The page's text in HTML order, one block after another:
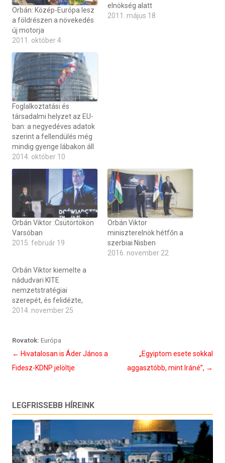
Orbán: Közép-Európa lesz
a földrészen a növekedés
új motorja
2011. október 4
elnökség alatt
2011. május 18
Foglalkoztatási és
társadalmi helyzet az EU-
ban: a negyedéves adatok
szerint a fellendülés még
mindig gyenge lábakon áll
2014. október 10
Orbán Viktor :Csütörtökön
Varsóban
2015. február 19
Orbán Viktor
miniszterelnök hétfőn a
szerbiai Nisben
2016. november 22
Orbán Viktor kiemelte a
nádudvari KITE
nemzetstratégiai
szerepét, és felidézte,
2014. november 25
Rovatok: Európa
Bejegyzés
navigáció
← Hivatalosan is Áder János a
Fidesz-KDNP jelöltje
„Egyiptom esete sokkal
aggasztóbb, mint Iráné”, →
LEGFRISSEBB HÍREINK